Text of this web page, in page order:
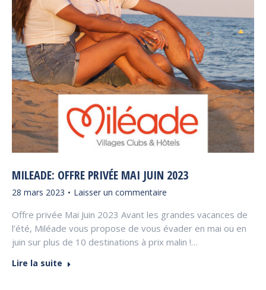
MILEADE: OFFRE PRIVÉE MAI JUIN 2023
28 mars 2023 Laisser un commentaire
Offre privée Mai Juin 2023 Avant les grandes vacances de
l’été, Miléade vous propose de vous évader en mai ou en
juin sur plus de 10 destinations à prix malin !…
Lire la suite